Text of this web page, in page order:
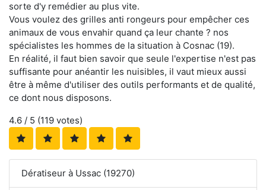
sorte d'y remédier au plus vite.
Vous voulez des grilles anti rongeurs pour empêcher ces
animaux de vous envahir quand ça leur chante ? nos
spécialistes les hommes de la situation à Cosnac (19).
En réalité, il faut bien savoir que seule l'expertise n'est pas
suffisante pour anéantir les nuisibles, il vaut mieux aussi
être à même d'utiliser des outils performants et de qualité,
ce dont nous disposons.
4.6 / 5 (119 votes)
Dératiseur à Ussac (19270)